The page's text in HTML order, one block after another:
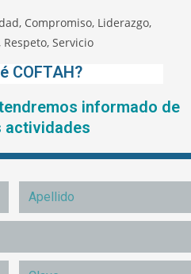
COFTAH?
informado de
actividades